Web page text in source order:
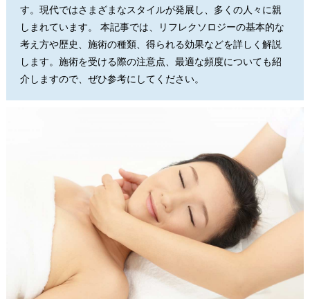
す。現代ではさまざまなスタイルが発展し、多くの人々に親
しまれています。 本記事では、リフレクソロジーの基本的な
考え方や歴史、施術の種類、得られる効果などを詳しく解説
します。施術を受ける際の注意点、最適な頻度についても紹
介しますので、ぜひ参考にしてください。